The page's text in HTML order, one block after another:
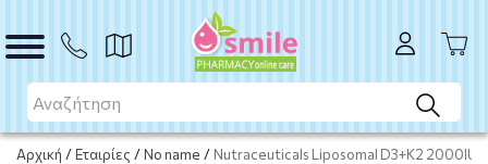
Αρχική /Εταιρίες /No name / Nutraceuticals Liposomal D3+K2 2000IU/
ΑΓΟΡΑ